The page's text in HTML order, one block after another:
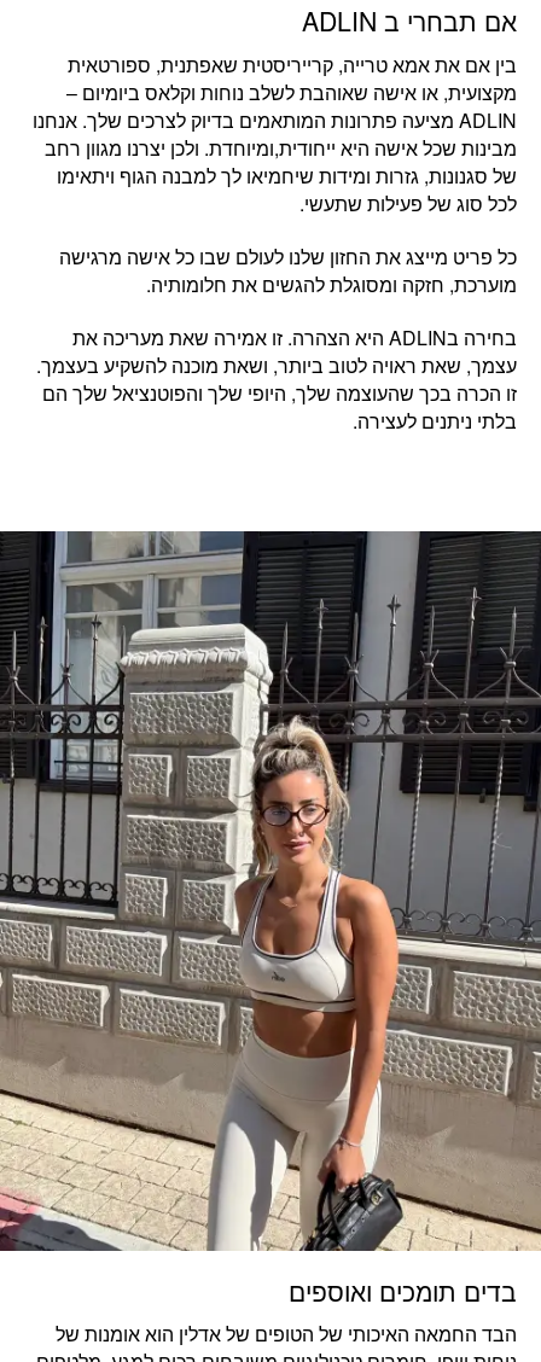
אם תבחרי ב ADLIN
בין אם אתאמא טרייה, קרייריסטית שאפתנית, ספורטאית
מקצועית, או אישה שאוהבת לשלב נוחות וקלאס ביומיום –
ADLIN מציעה פתרונות המותאמים בדיוק לצרכים שלך. אנחנו
מבינות שכל אישה היא ייחודית,ומיוחדת. ולכן יצרנו מגוון רחב
של סגנונות, גזרות ומידות שיחמיאו לך למבנה הגוף ויתאימו
לכל סוג של פעילות שתעשי.
כל פריט מייצג את החזון שלנו לעולם שבו כל אישה מרגישה
מוערכת, חזקה ומסוגלת להגשים את חלומותיה.
בחירה בADLIN היא הצהרה. זו
אמירה שאת מעריכה את
עצמך, שאת ראויה לטוב ביותר, ושאת מוכנה להשקיע בעצמך.
זו הכרה בכך שהעוצמה שלך, היופי שלך והפוטנציאל שלך הם
בלתי ניתנים לעצירה.
בדים תומכים ואוספים
הבד החמאה האיכותי של הטופים של אדלין הוא אומנות של